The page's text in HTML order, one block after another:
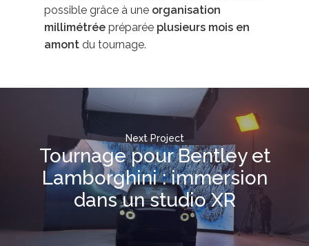
possible grâce à une organisation
millimétrée préparée plusieurs mois en
amont du tournage.
Next Project
Tournage pour Bentley et
Lamborghini : immersion
dans un studio XR